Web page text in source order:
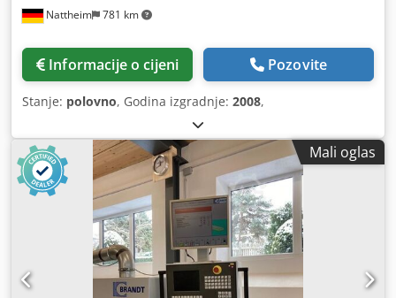
Nattheim 781 km
Informacije o cijeni Pozovite
Stanje: polovno, Godina izgradnje: 2008,
Mali oglas